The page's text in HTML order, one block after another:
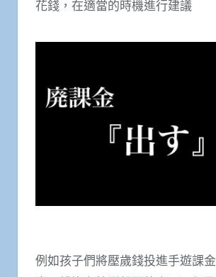
花錢，在適當的時機進行建議
例如孩子們將壓歲錢投進手遊課